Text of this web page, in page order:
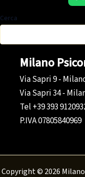
Cerca
Milano
Via Sapri 9 -
Via Sapri 34 -
Tel +39 393
P.IVA 07805840969
Copyright © 2026